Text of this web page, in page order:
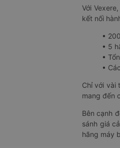
Với
kết nối
•
• 5
•
•
Chỉ với vài
mang đến
Bên cạnh
sánh giá
hãng máy